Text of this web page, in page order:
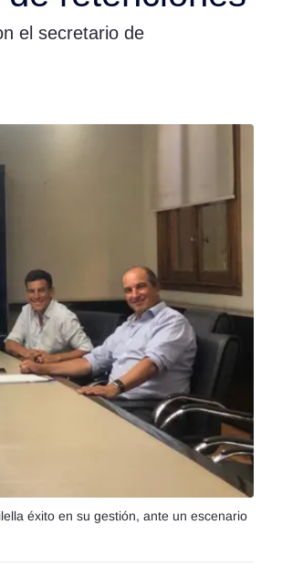
el secretario de
éxito en su gestión, ante un escenario